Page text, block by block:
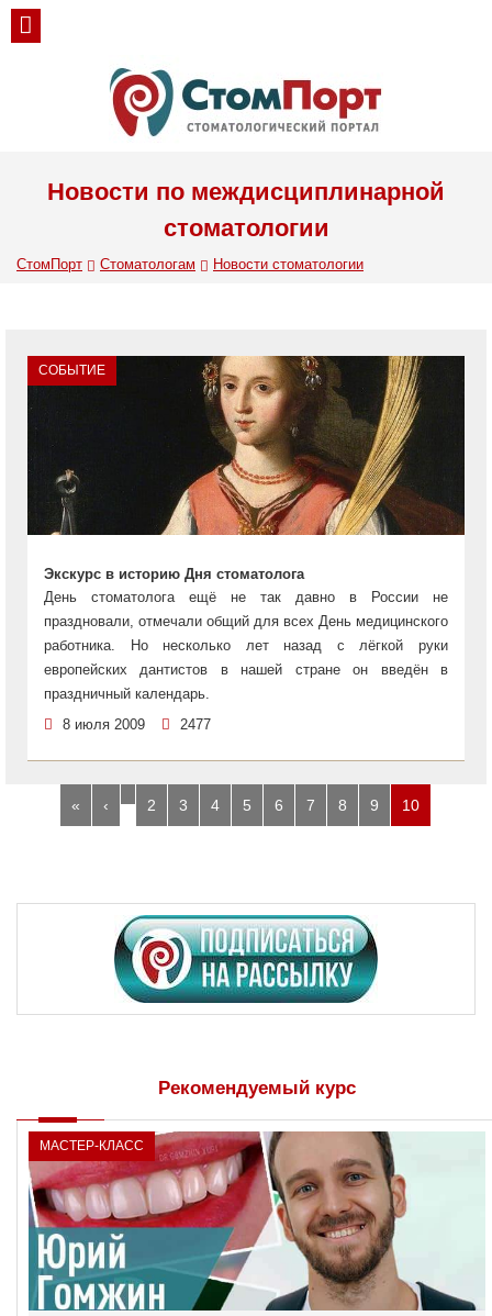
Новости по междисциплинарной
стоматологии
СтомПорт Стоматологам Новости стоматологии
СОБЫТИЕ
Экскурс в историю Дня стоматолога
День стоматолога ещё не так давно в России не
праздновали, отмечали общий для всех День медицинского
работника. Но несколько лет назад с лёгкой руки
европейских дантистов в нашей стране он введён в
праздничный календарь.
8 июля 2009
2477
« ‹ 2 3 4 5 6 7 8 9 10
Рекомендуемый курс
МАСТЕР-КЛАСС